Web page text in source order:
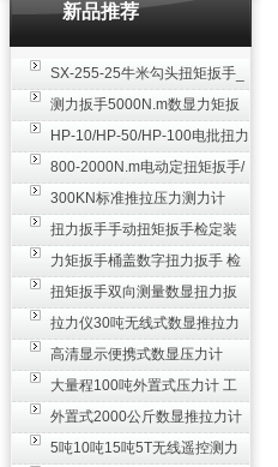
新品推荐
SX-255-25牛米勾头扭矩扳手_
螺栓紧固扭力扳手
测力扳手5000N.m数显力矩扳
手 非标扭力扳手工业级
HP-10/HP-50/HP-100电批扭力
测试仪,测量仪
800-2000N.m电动定扭矩扳手/
扭矩电动扳手
300KN标准推拉压力测力计
_0.3级数显压力仪
扭力扳手手动扭矩扳手检定装
置 50-100N扳手测量仪器
力矩扳手桶盖数字扭力扳手 检
测瓶盖拧紧扭矩工具
扭矩扳手双向测量数显扭力扳
手 2000N,m力矩扳手价格
拉力仪30吨无线式数显推拉力
计 数字显示测力计80T
高清显示便携式数显压力计
300N500n_手持电子测力计
大量程100吨外置式压力计 工
业用数显测力计价格
外置式2000公斤数显推拉力计
_数字拉力压力测试仪
5吨10吨15吨5T无线遥控测力